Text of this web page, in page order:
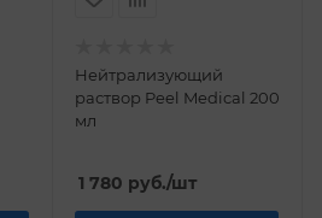
Нейтрализующий
раствор Peel Medical 200
мл
1 780 руб./шт